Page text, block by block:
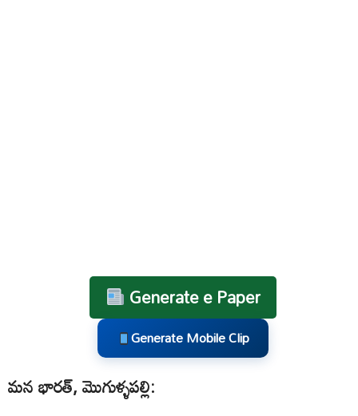
Generate e Paper
Generate Mobile Clip
మన భారత్, మొగుళ్ళపల్లి: